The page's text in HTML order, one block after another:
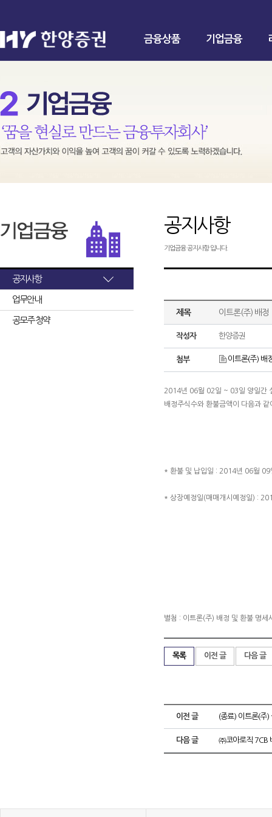
금융상품 기업금융
공지사항
업무안내
공모주 청약
공지사항
기업금융 공지사항 입니다.
제목 이트론(주) 배정
작성자 한양증권
첨부 이트론(주) 배
2014년 06월 02일 ~ 03일 양일간
배정주식수와 환불금액이 다음과
* 환불 및 납입일 : 2014년 06월 09
* 상장예정일(매매개시예정일) :
별첨 : 이트론(주) 배정 및 환불 명세
목록 이전 글 다음 글
이전 글 (종료) 이트론(주)
다음 글 ㈜코아로직 7CB